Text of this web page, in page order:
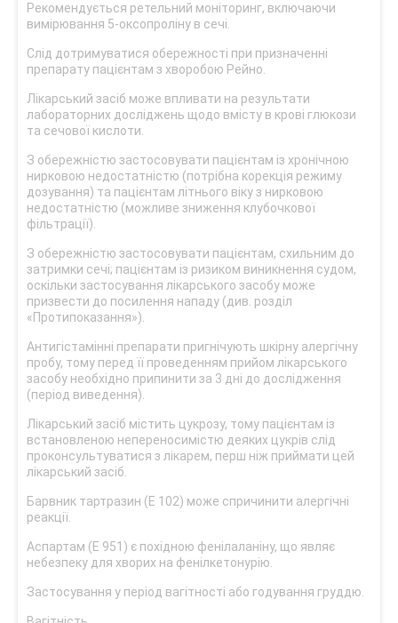
Рекомендується ретельний моніторинг, включаючи
вимірювання 5-оксопроліну в сечі.
Слід дотримуватися обережності при призначенні
препарату пацієнтам з хворобою Рейно.
Лікарський засіб може впливати на результати
лабораторних досліджень щодо вмісту в крові глюкози
та сечової кислоти.
З обережністю застосовувати пацієнтам із хронічною
нирковою недостатністю (потрібна корекція режиму
дозування) та пацієнтам літнього віку з нирковою
недостатністю (можливе зниження клубочкової
фільтрації).
З обережністю застосовувати пацієнтам, схильним до
затримки сечі; пацієнтам із ризиком виникнення судом,
оскільки застосування лікарського засобу може
призвести до посилення нападу (див. розділ
«Протипоказання»).
Антигістамінні препарати пригнічують шкірну алергічну
пробу, тому перед її проведенням прийом лікарського
засобу необхідно припинити за 3 дні до дослідження
(період виведення).
Лікарський засіб містить цукрозу, тому пацієнтам із
встановленою непереносимістю деяких цукрів слід
проконсультуватися з лікарем, перш ніж приймати цей
лікарський засіб.
Барвник тартразин (Е 102) може спричинити алергічні
реакції.
Аспартам (Е 951) є похідною фенілаланіну, що являє
небезпеку для хворих на фенілкетонурію.
Застосування у період вагітності або годування груддю.